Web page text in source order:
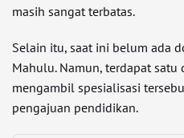
masih sangat terbatas.
Selain itu, saat ini belum ada
Mahulu. Namun, terdapat
mengambil spesialisasi
pengajuan pendidikan.